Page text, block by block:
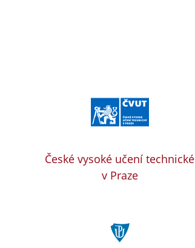
České vysoké učení technické
v Praze